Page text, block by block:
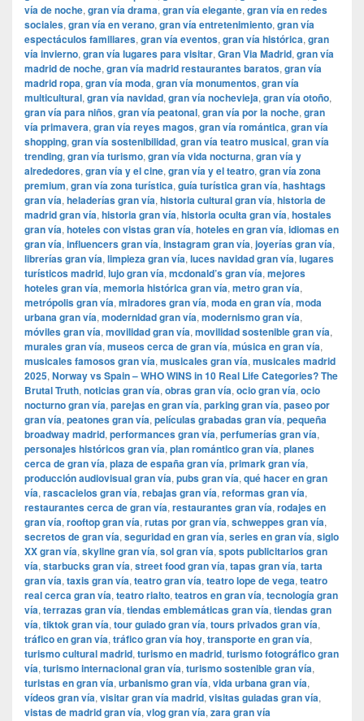
vía de noche, gran vía drama, gran vía elegante, gran vía en redes
sociales, gran vía en verano, gran vía entretenimiento, gran vía
espectáculos familiares, gran vía eventos, gran vía histórica, gran
vía invierno, gran vía lugares para visitar, ​​Gran Via Madrid, gran vía
madrid de noche, gran vía madrid restaurantes baratos, gran vía
madrid ropa, gran vía moda, gran vía monumentos, gran vía
multicultural, gran vía navidad, gran vía nochevieja, gran vía otoño,
gran vía para niños, gran vía peatonal, gran vía por la noche, gran
vía primavera, gran vía reyes magos, gran vía romántica, gran vía
shopping, gran vía sostenibilidad, gran vía teatro musical, gran vía
trending, gran vía turismo, gran vía vida nocturna, gran vía y
alrededores, gran vía y el cine, gran vía y el teatro, gran vía zona
premium, gran vía zona turística, guía turística gran vía, hashtags
gran vía, heladerías gran vía, historia cultural gran vía, historia de
madrid gran vía, historia gran vía, historia oculta gran vía, hostales
gran vía, hoteles con vistas gran vía, hoteles en gran vía, idiomas en
gran vía, influencers gran vía, instagram gran vía, joyerías gran vía,
librerías gran vía, limpieza gran vía, luces navidad gran vía, lugares
turísticos madrid, lujo gran vía, mcdonald’s gran vía, mejores
hoteles gran vía, memoria histórica gran vía, metro gran vía,
metrópolis gran vía, miradores gran vía, moda en gran vía, moda
urbana gran vía, modernidad gran vía, modernismo gran vía,
móviles gran vía, movilidad gran vía, movilidad sostenible gran vía,
murales gran vía, museos cerca de gran vía, música en gran vía,
musicales famosos gran vía, musicales gran vía, musicales madrid
2025, Norway vs Spain – WHO WINS in 10 Real Life Categories? The
Brutal Truth, noticias gran vía, obras gran vía, ocio gran vía, ocio
nocturno gran vía, parejas en gran vía, parking gran vía, paseo por
gran vía, peatones gran vía, películas grabadas gran vía, pequeña
broadway madrid, performances gran vía, perfumerías gran vía,
personajes históricos gran vía, plan romántico gran vía, planes
cerca de gran vía, plaza de españa gran vía, primark gran vía,
producción audiovisual gran vía, pubs gran vía, qué hacer en gran
vía, rascacielos gran vía, rebajas gran vía, reformas gran vía,
restaurantes cerca de gran vía, restaurantes gran vía, rodajes en
gran vía, rooftop gran vía, rutas por gran vía, schweppes gran vía,
secretos de gran vía, seguridad en gran vía, series en gran vía, siglo
XX gran vía, skyline gran vía, sol gran vía, spots publicitarios gran
vía, starbucks gran vía, street food gran vía, tapas gran vía, tarta
gran vía, taxis gran vía, teatro gran vía, teatro lope de vega, teatro
real cerca gran vía, teatro rialto, teatros en gran vía, tecnología gran
vía, terrazas gran vía, tiendas emblemáticas gran vía, tiendas gran
vía, tiktok gran vía, tour guiado gran vía, tours privados gran vía,
tráfico en gran vía, tráfico gran vía hoy, transporte en gran vía,
turismo cultural madrid, turismo en madrid, turismo fotográfico gran
vía, turismo internacional gran vía, turismo sostenible gran vía,
turistas en gran vía, urbanismo gran vía, vida urbana gran vía,
vídeos gran vía, visitar gran vía madrid, visitas guiadas gran vía,
vistas de madrid gran vía, vlog gran vía, zara gran vía